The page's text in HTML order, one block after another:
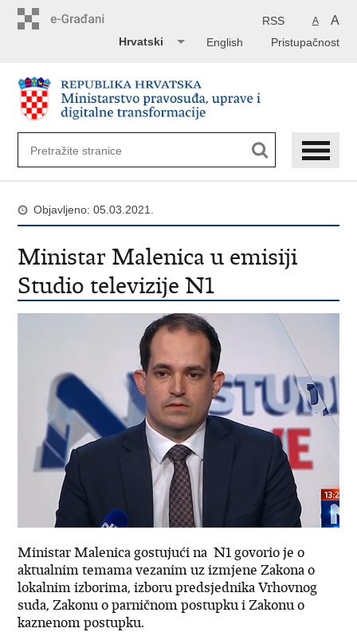
A A
RSS
Pristupačnost
English
Hrvatski
Objavljeno: 05.03.2021.
Ministar Malenica u emisiji
Studio televizije N1
Ministar Malenica gostujući na N1 govorio je o
aktualnim temama vezanim uz izmjene Zakona o
lokalnim izborima, izboru predsjednika Vrhovnog
suda, Zakonu o parničnom postupku i Zakonu o
kaznenom postupku.